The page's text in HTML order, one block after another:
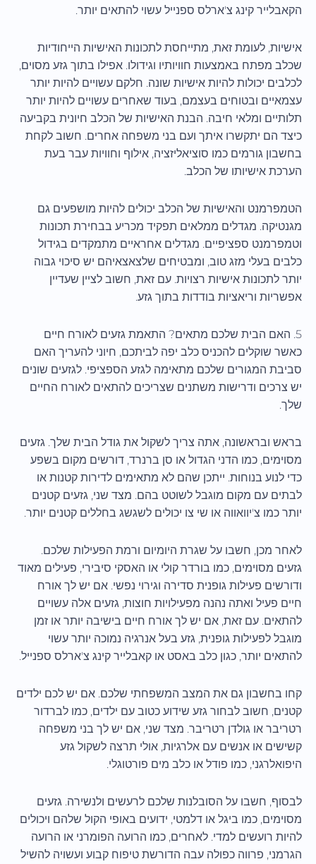
הקאבלייר קינג צ'ארלס ספנייל עשוי להתאים יותר.
אישיות, לעומת זאת, מתייחסת לתכונות האישיות הייחודיות
שכלב מפתח באמצעות חוויותיו וגידולו. אפילו בתוך גזע מסוים,
לכלבים יכולות להיות אישיות שונה. חלקם עשויים להיות יותר
עצמאיים ובטוחים בעצמם, בעוד שאחרים עשויים להיות יותר
תלותיים ומלאי חיבה. הבנת האישיות של הכלב חיונית בקביעה
כיצד הם יתקשרו איתך ועם בני משפחה אחרים. חשוב לקחת
בחשבון גורמים כמו סוציאליזציה, אילוף וחוויות עבר בעת
הערכת אישיותו של הכלב.
הטמפרמנט והאישיות של הכלב יכולים להיות מושפעים גם
מגנטיקה. מגדלים ממלאים תפקיד מכריע בבחירת תכונות
וטמפרמנט ספציפיים. מגדלים אחראיים מתמקדים בגידול
כלבים בעלי מזג טוב, ומבטיחים שלצאצאיהם יש סיכוי גבוה
יותר לתכונות אישיות רצויות. עם זאת, חשוב לציין שעדיין
אפשריות וריאציות בודדות בתוך גזע.
5. האם הבית שלכם מתאים? התאמת גזעים לאורח חיים
כאשר שוקלים להכניס כלב יפה לביתכם, חיוני להעריך האם
סביבת המגורים שלכם מתאימה לגזע הספציפי. לגזעים שונים
יש צרכים ודרישות משתנים שצריכים להתאים לאורח החיים
שלך.
בראש ובראשונה, אתה צריך לשקול את גודל הבית שלך. גזעים
מסוימים, כמו הדני הגדול או סן ברנרד, דורשים מקום בשפע
כדי לנוע בנוחות. ייתכן שהם לא מתאימים לדירות קטנות או
לבתים עם מקום מוגבל לשוטט בהם. מצד שני, גזעים קטנים
יותר כמו צ'יוואווה או שי צו יכולים לשגשג בחללים קטנים יותר.
לאחר מכן, חשבו על שגרת היומיום ורמת הפעילות שלכם.
גזעים מסוימים, כמו בורדר קולי או האסקי סיבירי, פעילים מאוד
ודורשים פעילות גופנית סדירה וגירוי נפשי. אם יש לך אורח
חיים פעיל ואתה נהנה מפעילויות חוצות, גזעים אלה עשויים
להתאים. עם זאת, אם יש לך אורח חיים בישיבה יותר או זמן
מוגבל לפעילות גופנית, גזע בעל אנרגיה נמוכה יותר עשוי
להתאים יותר, כגון כלב באסט או קאבלייר קינג צ'ארלס ספנייל.
קחו בחשבון גם את המצב המשפחתי שלכם. אם יש לכם ילדים
קטנים, חשוב לבחור גזע שידוע כטוב עם ילדים, כמו לברדור
רטריבר או גולדן רטריבר. מצד שני, אם יש לך בני משפחה
קשישים או אנשים עם אלרגיות, אולי תרצה לשקול גזע
היפואלרגני, כמו פודל או כלב מים פורטוגלי.
לבסוף, חשבו על הסובלנות שלכם לרעשים ולנשירה. גזעים
מסוימים, כמו ביגל או דלמטי, ידועים באופי הקול שלהם ויכולים
להיות רועשים למדי. לאחרים, כמו הרועה הפומרני או הרועה
הגרמני, פרווה כפולה עבה הדורשת טיפוח קבוע ועשויה להשיל